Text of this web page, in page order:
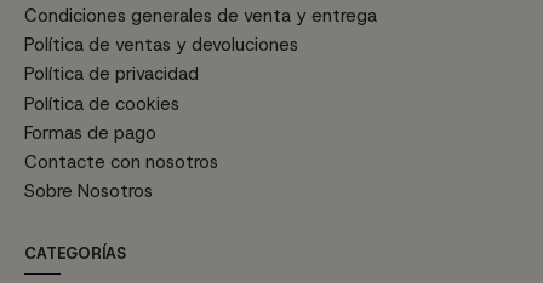
Condiciones generales de venta y entrega
Política de ventas y devoluciones
Política de privacidad
Política de cookies
Formas de pago
Contacte con nosotros
Sobre Nosotros
CATEGORÍAS